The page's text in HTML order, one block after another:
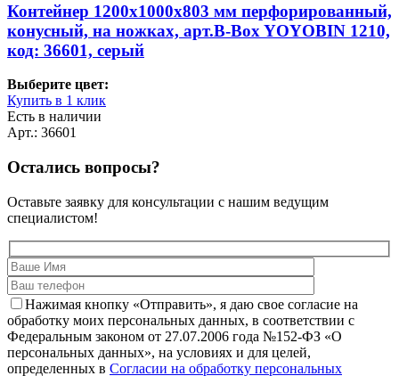
Контейнер 1200х1000х803 мм перфорированный,
конусный, на ножках, арт.B-Box YOYOBIN 1210,
код: 36601, серый
Выберите цвет:
Купить в 1 клик
Есть в наличии
Арт.: 36601
Остались вопросы?
Оставьте заявку для консультации с нашим ведущим
специалистом!
Нажимая кнопку «Отправить», я даю свое согласие на
обработку моих персональных данных, в соответствии с
Федеральным законом от 27.07.2006 года №152-ФЗ «О
персональных данных», на условиях и для целей,
определенных в Согласии на обработку персональных